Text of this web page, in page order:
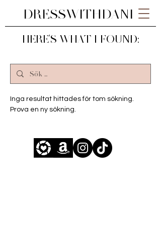
DRESSWITHDANI
HERE'S WHAT I FOUND:
Inga resultat hittades för tom sökning.
Prova en ny sökning.